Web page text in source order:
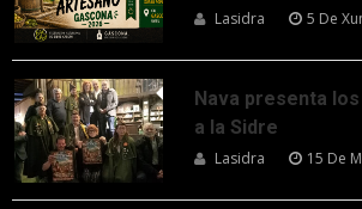
Lasidra 5 De
Nava presenta los
a la Sidre
Lasidra 15 De